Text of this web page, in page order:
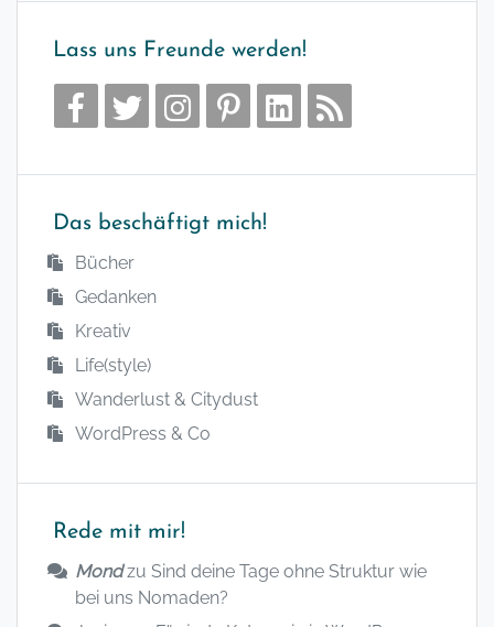
Lass uns Freunde werden!
Das beschäftigt mich!
Bücher
Gedanken
Kreativ
Life(style)
Wanderlust & Citydust
WordPress & Co
Rede mit mir!
Mondzu Sind deine Tage ohne Struktur wie
bei uns Nomaden?